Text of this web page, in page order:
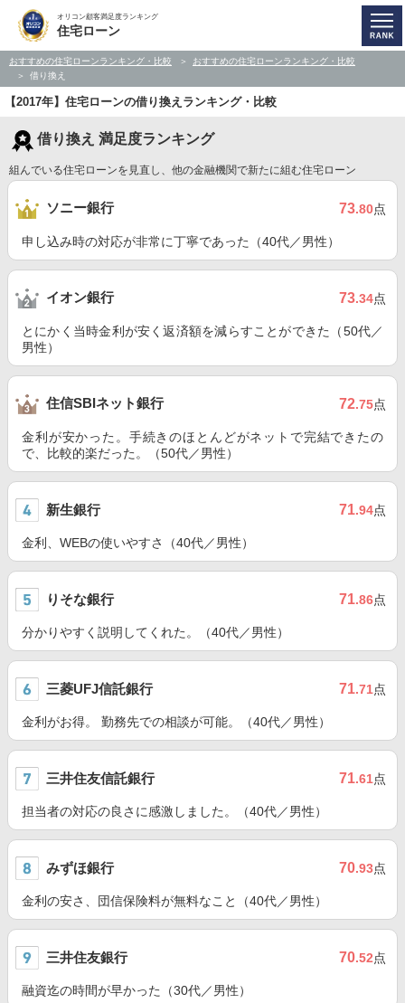
オリコン顧客満足度ランキング
住宅ローン
おすすめの住宅ローンランキング・比較
おすすめの住宅ローンランキング・比較
借り換え
【2017年】住宅ローンの借り換えランキング・比較
借り換え 満足度ランキング
組んでいる住宅ローンを見直し、他の金融機関で新たに組む住宅ローン
ソニー銀行 73.80点
申し込み時の対応が非常に丁寧であった（40代／男性）
イオン銀行 73.34点
とにかく当時金利が安く返済額を減らすことができた（50代／
男性）
住信SBIネット銀行 72.75点
金利が安かった。手続きのほとんどがネットで完結できたの
で、比較的楽だった。（50代／男性）
新生銀行 71.94点
金利、WEBの使いやすさ（40代／男性）
りそな銀行 71.86点
分かりやすく説明してくれた。（40代／男性）
三菱UFJ信託銀行 71.71点
金利がお得。 勤務先での相談が可能。（40代／男性）
三井住友信託銀行 71.61点
担当者の対応の良さに感激しました。（40代／男性）
みずほ銀行 70.93点
金利の安さ、団信保険料が無料なこと（40代／男性）
三井住友銀行 70.52点
融資迄の時間が早かった（30代／男性）